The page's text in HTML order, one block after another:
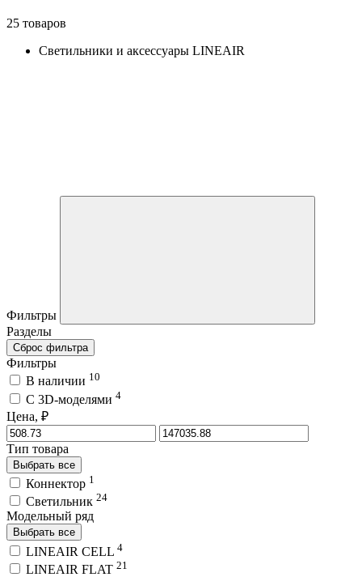
25 товаров
Светильники и аксессуары LINEAIR
Фильтры
Разделы
Сброс фильтра
Фильтры
В наличии 10
C 3D-моделями 4
Цена, ₽
Тип товара
Выбрать все
Коннектор 1
Светильник 24
Модельный ряд
Выбрать все
LINEAIR CELL 4
LINEAIR FLAT 21